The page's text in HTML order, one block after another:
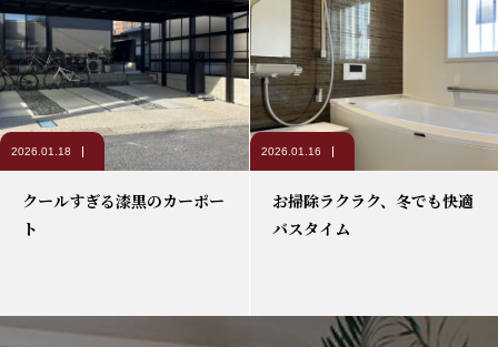
2026.01.18
クールすぎる漆黒のカーポー
ト
2026.01.16
お掃除ラクラク、冬でも快適
バスタイム